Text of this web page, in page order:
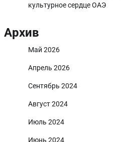
культурное сердце ОАЭ
Архив
Май 2026
Апрель 2026
Сентябрь 2024
Август 2024
Июль 2024
Июнь 2024